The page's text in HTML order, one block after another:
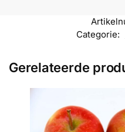
Categorie:
Gerelateerde